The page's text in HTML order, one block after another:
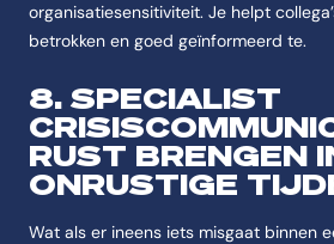
organisatiesensitiviteit. Je helpt
betrokken en goed geïnformeerd te.
8. SPECIALIST
RUST BRENGEN
ONRUSTIGE
Wat als er ineens iets misgaat binnen